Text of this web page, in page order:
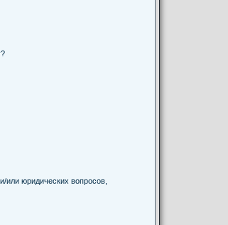
или юридических вопросов,